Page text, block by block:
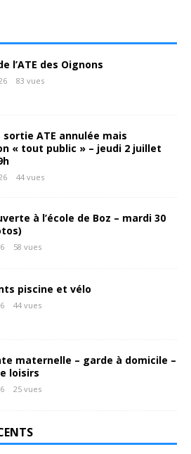
l’ATE des Oignons
83 vues
sortie ATE annulée mais
« tout public » – jeudi 2 juillet
44 vues
à l’école de Boz – mardi 30
58 vues
piscine et vélo
44 vues
maternelle – garde à domicile –
loisirs
25 vues